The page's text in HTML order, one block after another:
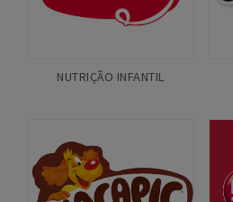
NUTRIÇÃO INFANTIL